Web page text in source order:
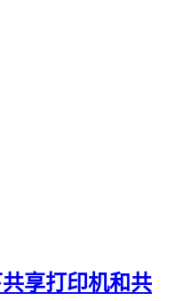
享打印机和共